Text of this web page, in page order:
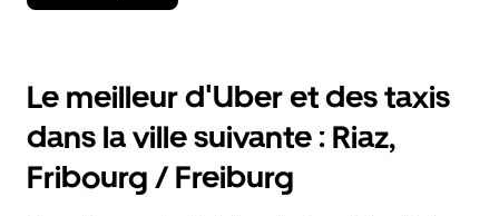
la
bas
pour
ouvrir
le
calendrier
et
Le meilleur d'Uber et des taxis
dans la ville suivante : Riaz,
Fribourg / Freiburg